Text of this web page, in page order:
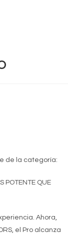
de la categoría:
POTENTE QUE
Ahora,
el Pro alcanza